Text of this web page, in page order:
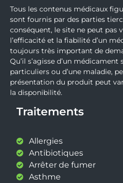
Tous les contenus médicaux
sont fournis par des parties
conséquent, le site ne peut pas
l’efficacité et la fiabilité d’un
toujours très important de
Qu’il s’agisse d’un
particuliers ou d’une maladie,
présentation du produit peut
la disponibilité.
Traitements
Allergies
Antibiotiques
Arrêter de fumer
Asthme